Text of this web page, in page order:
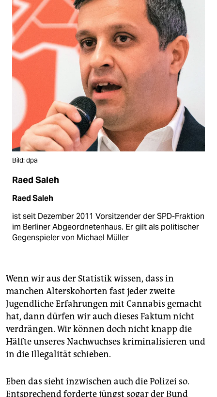
Bild: dpa
Raed Saleh
Raed Saleh
ist seit Dezember 2011 Vorsitzender der SPD-Fraktion
im Berliner Abgeordnetenhaus. Er gilt als politischer
Gegenspieler von Michael Müller
Wenn wir aus der Statistik wissen, dass in
manchen Alterskohorten fast jeder zweite
Jugendliche Erfahrungen mit Cannabis gemacht
hat, dann dürfen wir auch dieses Faktum nicht
verdrängen. Wir können doch nicht knapp die
Hälfte unseres Nachwuchses kriminalisieren und
in die Illegalität schieben.
Eben das sieht inzwischen auch die Polizei so.
Entsprechend forderte jüngst sogar der Bund